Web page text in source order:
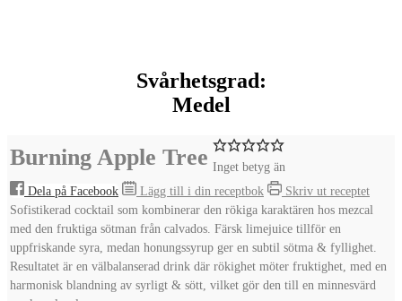
Svårhetsgrad:
Medel
Burning Apple Tree Inget betyg än
Dela på Facebook
Lägg till i din receptbok
Skriv ut receptet
Sofistikerad cocktail som kombinerar den rökiga karaktären hos mezcal
med den fruktiga sötman från calvados. Färsk limejuice tillför en
uppfriskande syra, medan honungssyrup ger en subtil sötma & fyllighet.
Resultatet är en välbalanserad drink där rökighet möter fruktighet, med en
harmonisk blandning av syrligt & sött, vilket gör den till en minnesvärd